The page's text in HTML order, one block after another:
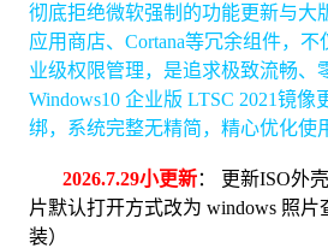
彻底拒绝微软强制的功能更新与大
应用商店、Cortana等冗余组件，
业级权限管理，是追求极致流畅
Windows10 企业版 LTSC 2021镜
绑，系统完整无精简，精心优化使
2026.7.29小更新： 更新ISO外
片默认打开方式改为 windows 照
装）